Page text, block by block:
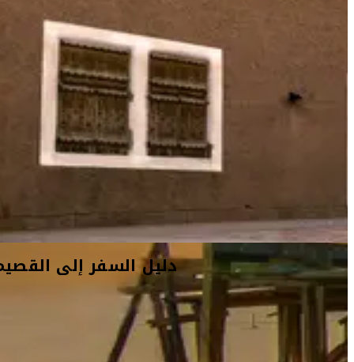
دليل السفر إلى
أفكار السفر
معلومات السفر
المعلومات الخاصة بالمطار
أهلاً بك في القصيم
استكشف قلب المنطقة الزراعية في المملكة العربية السعودية.
تقع القصيم، المحافظة الصحراوية إلى الغرب من عاصمة البلاد،